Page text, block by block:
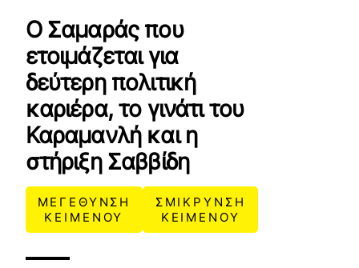
Ο Σαμαράς που
ετοιμάζεται για
δεύτερη πολιτική
καριέρα, το γινάτι του
Καραμανλή και η
στήριξη Σαββίδη
ΜΕΓΕΘΥΝΣΗ
ΚΕΙΜΕΝΟΥ
ΣΜΙΚΡΥΝΣΗ
ΚΕΙΜΕΝΟΥ